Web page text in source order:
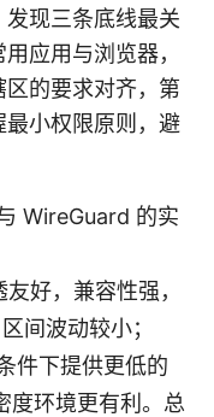
现三条底线最关
应用与浏览器，
的要求对齐，第
小权限原则，避
WireGuard 的实
好，兼容性强，
间波动较小；
件下提供更低的
度环境更有利。总